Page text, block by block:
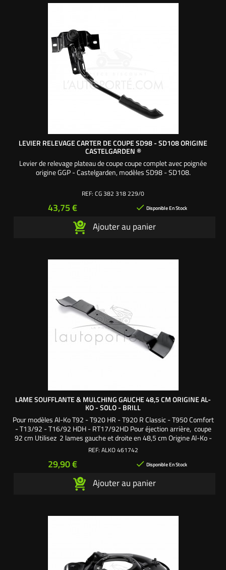
LEVIER RELEVAGE CARTER DE COUPE SD98 - SD108 ORIGINE
CASTELGARDEN ®
Levier de relevage plateau de coupe coupe complet avec poignée
origine GGP - Castelgarden, modèles SD98 - SD108.
REF: CG 382 318 229/0
Prix
43,75 €  Disponible En Stock
Ajouter au panier
LAME SOUFFLANTE & MULCHING GAUCHE 48,5 CM ORIGINE AL-
KO - SOLO - BRILL
Pour modèles Al-Ko T92 - T920 HR - T920 R Classic - T950 Comfort
- T13/92 - T16/92 HDH - RT17/92HD Pour éjection arrière, coupe
92 cm Utilisez 2 lames gauche et droite en 48,5 cm Origine Al-Ko -
Brill - Solo
REF: ALKO 461742
Prix
29,90 €  Disponible En Stock
Ajouter au panier